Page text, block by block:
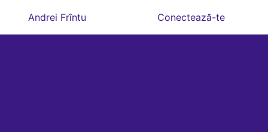
Andrei Frîntu Conectează-te